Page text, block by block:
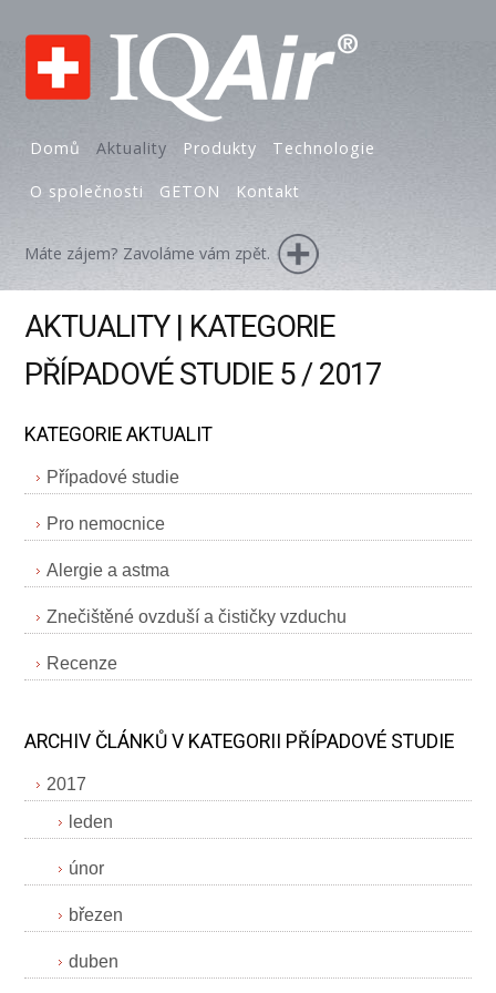
Domů Aktuality Produkty Technologie
O společnosti GETON Kontakt
Máte zájem? Zavoláme vám zpět.
AKTUALITY | KATEGORIE
PŘÍPADOVÉ STUDIE 5 / 2017
KATEGORIE AKTUALIT
Případové studie
Pro nemocnice
Alergie a astma
Znečištěné ovzduší a čističky vzduchu
Recenze
ARCHIV ČLÁNKŮ V KATEGORII PŘÍPADOVÉ STUDIE
2017
leden
únor
březen
duben